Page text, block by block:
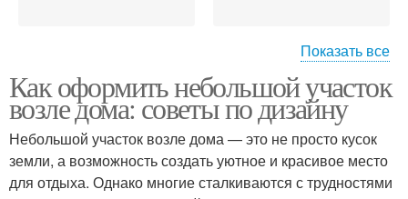
Советы по экономии
Показать все
Как оформить небольшой участок
возле дома: советы по дизайну
Небольшой участок возле дома — это не просто кусок
земли, а возможность создать уютное и красивое место
для отдыха. Однако многие сталкиваются с трудностями